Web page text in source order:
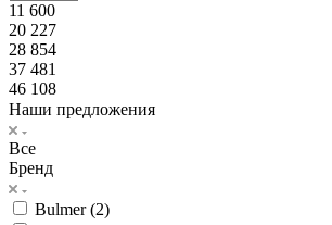
11 600
20 227
28 854
37 481
46 108
Наши предложения
Все
Бренд
Bulmer (2)